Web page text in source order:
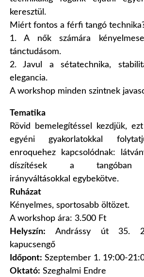
keresztül.
Miért fontos a férfi tangó
1. A nők számára
tánctudásom.
2. Javul a sétatechnika,
elegancia.
A workshop minden szintnek
Tematika
Rövid bemelegítéssel kezdjük,
egyéni gyakorlatokkal
enroquehez kapcsolódnak:
díszítések a tangóban
irányváltásokkal egybekötve.
Ruházat
Kényelmes, sportosabb öltözet.
A workshop ára: 3.500 Ft
Helyszín: Andrássy út 35.
kapucsengő
Időpont: Szeptember 1. 19:00-
Oktató: Szeghalmi Endre